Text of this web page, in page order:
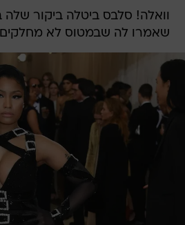
וואלה! סלבס ביטלה ביקור שלה
שאמרו לה שבמטוס לא מחלקים